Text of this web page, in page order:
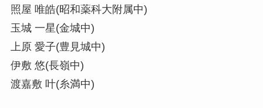
照屋 唯皓(昭和薬科大附属中)
玉城 一星(金城中)
上原 愛子(豊見城中)
伊敷 悠(長嶺中)
渡嘉敷 叶(糸満中)